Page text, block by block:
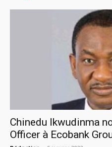
Chinedu Ikwudinma
Officer à Ecobank